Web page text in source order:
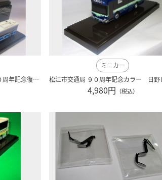
小田急バス いすゞERGA ７０周年記念復刻版 1/80 アドウィング製
ミニカー
4,980円 （税込）